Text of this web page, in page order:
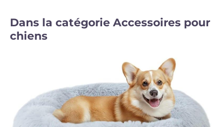
Dans la catégorie Accessoires pour
chiens